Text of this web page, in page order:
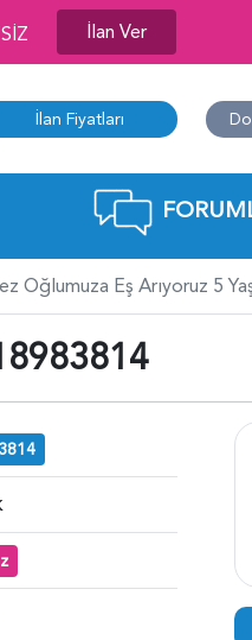
İlan Ver
İlan Fiyatları
Oğlumuza Eş Arıyoruz 5